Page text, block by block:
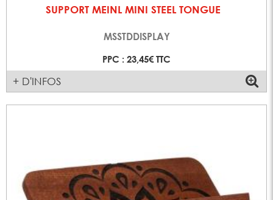
SUPPORT MEINL MINI STEEL TONGUE
MSSTDDISPLAY
PPC : 23,45€ TTC
+ D'INFOS